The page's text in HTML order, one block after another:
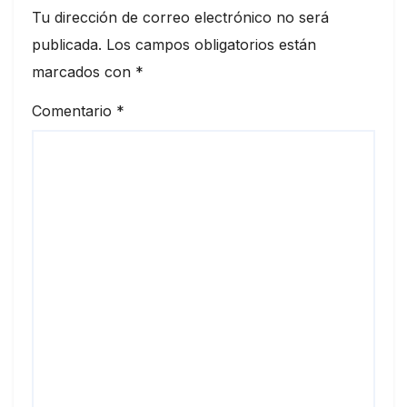
Tu dirección de correo electrónico no será
publicada. Los campos obligatorios están
marcados con *
Comentario *